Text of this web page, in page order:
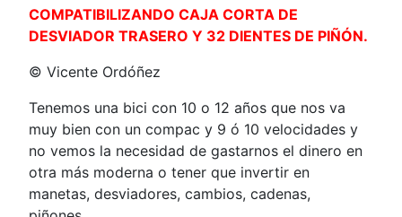
COMPATIBILIZANDO CAJA CORTA DE
DESVIADOR TRASERO Y 32 DIENTES DE PIÑÓN.
© Vicente Ordóñez
Tenemos una bici con 10 o 12 años que nos va
muy bien con un compac y 9 ó 10 velocidades y
no vemos la necesidad de gastarnos el dinero en
otra más moderna o tener que invertir en
manetas, desviadores, cambios, cadenas,